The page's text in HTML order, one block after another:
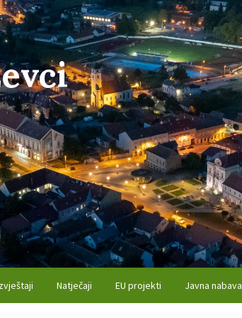
Natječaji EU projekti Javna nabava